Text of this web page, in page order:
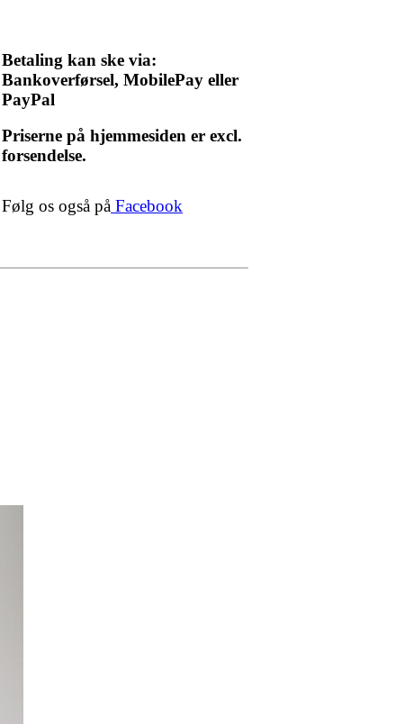
Betaling kan ske via:
Bankoverførsel, MobilePay eller
PayPal
Priserne på hjemmesiden er excl.
forsendelse.
Følg os også på Facebook